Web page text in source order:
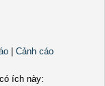
Cảnh cáo
ích này: